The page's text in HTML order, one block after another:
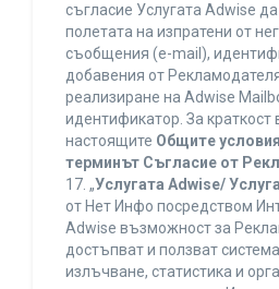
съгласие Услугата Adwise
полетата на изпратени от
съобщения (e-mail),
добавения от
реализиране на Adwise
идентификатор. За краткост
настоящите Общите
терминът Съгласие от
17. „Услугата Adwise/
от Нет Инфо посредством
Adwise възможност за
достъпват и ползват
излъчване, статистика и